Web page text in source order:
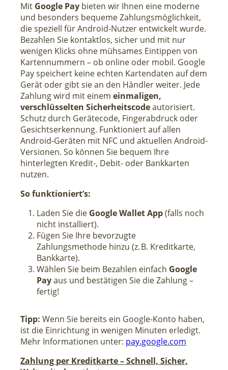
Mit Google Pay bieten wir Ihnen eine moderne
und besonders bequeme Zahlungsmöglichkeit,
die speziell für Android-Nutzer entwickelt wurde.
Bezahlen Sie kontaktlos, sicher und mit nur
wenigen Klicks ohne mühsames Eintippen von
Kartennummern – ob online oder mobil. Google
Pay speichert keine echten Kartendaten auf dem
Gerät oder gibt sie an den Händler weiter. Jede
Zahlung wird mit einem einmaligen,
verschlüsselten Sicherheitscodeautorisiert.
Schutz durch Gerätecode, Fingerabdruck oder
Gesichtserkennung. Funktioniert auf allen
Android-Geräten mit NFC und aktuellen Android-
Versionen. So können Sie bequem Ihre
hinterlegten Kredit-, Debit- oder Bankkarten
nutzen.
So funktioniert’s:
Laden Sie die Google Wallet App(falls noch
nicht installiert).
Fügen Sie Ihre bevorzugte
Zahlungsmethode hinzu (z. B. Kreditkarte,
Bankkarte).
Wählen Sie beim Bezahlen einfach Google
Payaus und bestätigen Sie die Zahlung –
fertig!
Tipp: Wenn Sie bereits ein Google-Konto haben,
ist die Einrichtung in wenigen Minuten erledigt.
Mehr Informationen unter: pay.google.com
Zahlung per Kreditkarte – Schnell, Sicher,